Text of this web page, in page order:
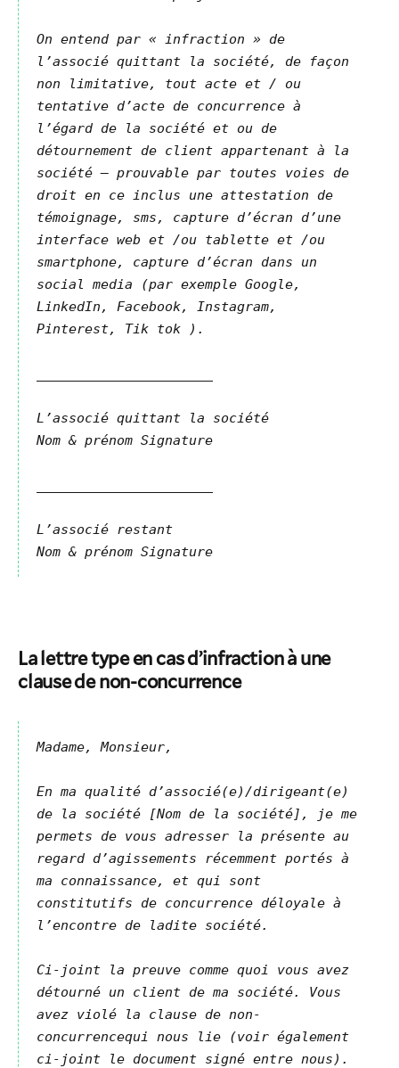
On entend par « infraction » de
l’associé quittant la société, de façon
non limitative, tout acte et / ou
tentative d’acte de concurrence à
l’égard de la société et ou de
détournement de client appartenant à la
société – prouvable par toutes voies de
droit en ce inclus une attestation de
témoignage, sms, capture d’écran d’une
interface web et /ou tablette et /ou
smartphone, capture d’écran dans un
social media (par exemple Google,
LinkedIn, Facebook, Instagram,
Pinterest, Tik tok ).
L’associé quittant la société
Nom & prénom Signature
L’associé restant
Nom & prénom Signature
La lettre type en cas d’infraction à une
clause de non-concurrence
Madame, Monsieur,
En ma qualité d’associé(e)/dirigeant(e)
de la société [Nom de la société], je me
permets de vous adresser la présente au
regard d’agissements récemment portés à
ma connaissance, et qui sont
constitutifs de concurrence déloyale à
l’encontre de ladite société.
Ci-joint la preuve comme quoi vous avez
détourné un client de ma société. Vous
avez violé la clause de non-
concurrencequi nous lie (voir également
ci-joint le document signé entre nous).